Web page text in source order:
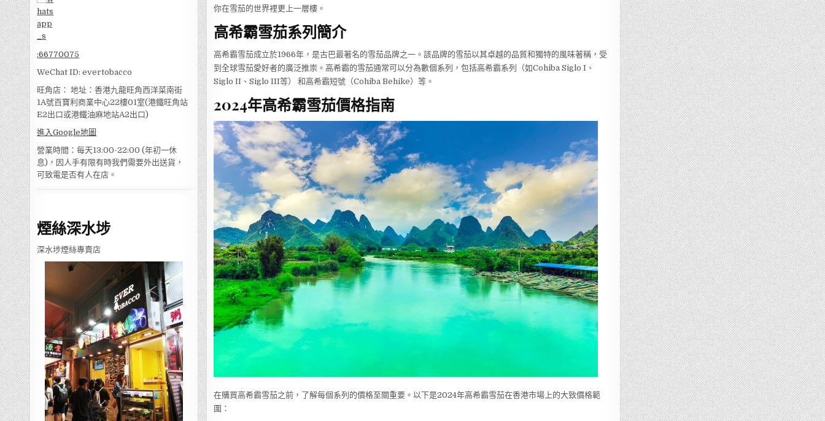
:66770075
WeChat ID: evertobacco
旺角店： 地址：香港九龍旺角西洋菜南街
1A號百寶利商業中心22樓01室(港鐵旺角站
E2出口或港鐵油麻地站A2出口)
進入Google地圖
營業時間：每天13:00-22:00 (年初一休
息)，因人手有限有時我們需要外出送貨，
可致電是否有人在店。
煙絲深水埗
深水埗煙絲專賣店
你在雪茄的世界裡更上一層樓。
高希霸雪茄系列簡介
高希霸雪茄成立於1966年，是古巴最著名的雪茄品牌之一。該品牌的雪茄以其卓越的品質和獨特的風味著稱，受
到全球雪茄愛好者的廣泛推崇。高希霸的雪茄通常可以分為數個系列，包括高希霸系列（如Cohiba Siglo I、
Siglo II、Siglo III等） 和高希霸短號（Cohiba Behike）等。
2024年高希霸雪茄價格指南
在購買高希霸雪茄之前，了解每個系列的價格至關重要。以下是2024年高希霸雪茄在香港市場上的大致價格範
圍：